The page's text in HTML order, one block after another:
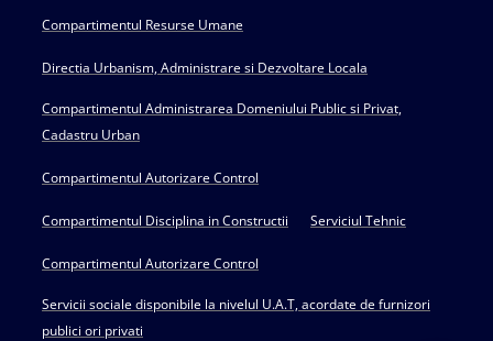
Compartimentul Resurse Umane
Directia Urbanism, Administrare si Dezvoltare Locala
Compartimentul Administrarea Domeniului Public si Privat,
Cadastru Urban
Compartimentul Autorizare Control
Compartimentul Disciplina in Constructii Serviciul Tehnic
Compartimentul Autorizare Control
Servicii sociale disponibile la nivelul U.A.T, acordate de furnizori
publici ori privati